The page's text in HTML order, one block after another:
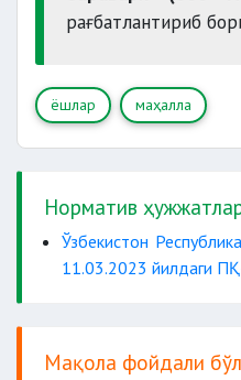
рағбатлантириб
ёшлар маҳалла
Норматив
Ўзбекистон
11.03.2023 йилдаги
Мақола фойдали